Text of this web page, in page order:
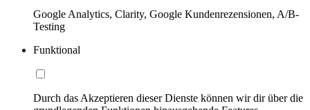
Google Analytics, Clarity, Google Kundenrezensionen, A/B-
Testing
Funktional
Durch das Akzeptieren dieser Dienste können wir dir über die